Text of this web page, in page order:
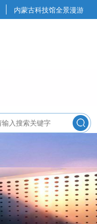
内蒙古科技馆全景漫游